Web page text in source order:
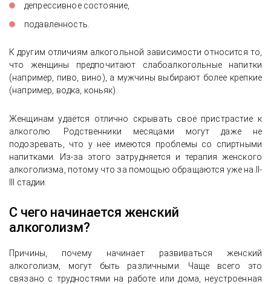
депрессивное состояние,
подавленность.
К другим отличиям алкогольной зависимости относится то,
что женщины предпочитают слабоалкогольные напитки
(например, пиво, вино), а мужчины выбирают более крепкие
(например, водка, коньяк).
Женщинам удаётся отлично скрывать своё пристрастие к
алкоголю. Родственники месяцами могут даже не
подозревать, что у неё имеются проблемы со спиртными
напитками. Из-за этого затрудняется и терапия женского
алкоголизма, потому что за помощью обращаются уже на II-
III стадии.
С чего начинается женский
алкоголизм?
Причины, почему начинает развиваться женский
алкоголизм, могут быть различными. Чаще всего это
связано с трудностями на работе или дома, неустроенная